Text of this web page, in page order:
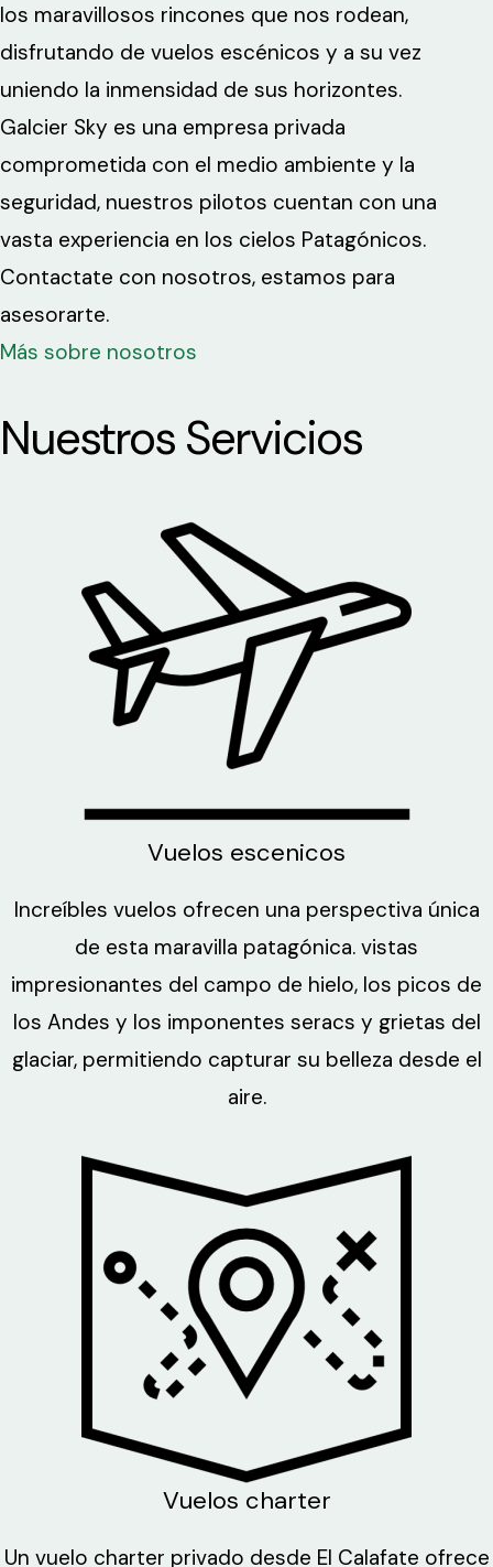
los maravillosos rincones que nos rodean,
disfrutando de vuelos escénicos y a su vez
uniendo la inmensidad de sus horizontes.
Galcier Sky es una empresa privada
comprometida con el medio ambiente y la
seguridad, nuestros pilotos cuentan con una
vasta experiencia en los cielos Patagónicos.
Contactate con nosotros, estamos para
asesorarte.
Más sobre nosotros
Nuestros Servicios
Vuelos escenicos
Increíbles vuelos ofrecen una perspectiva única
de esta maravilla patagónica. vistas
impresionantes del campo de hielo, los picos de
los Andes y los imponentes seracs y grietas del
glaciar, permitiendo capturar su belleza desde el
aire.
Vuelos charter
Un vuelo charter privado desde El Calafate ofrece